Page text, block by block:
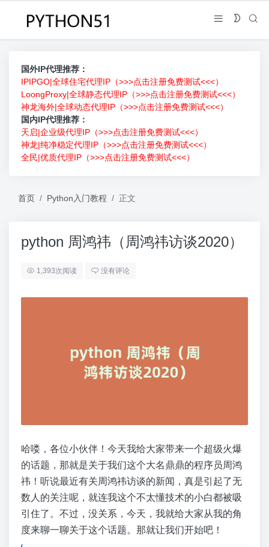
国外IP代理推荐：
IPIPGO|全球住宅代理IP（>>>点击注册免费测试<<<）
LoongProxy|全球静态代理IP（>>>点击注册免费测试<<<）
神龙海外|全球动态代理IP（>>>点击注册免费测试<<<）
国内IP代理推荐：
天启|企业级代理IP（>>>点击注册免费测试<<<）
神龙|纯净稳定代理IP（>>>点击注册免费测试<<<）
全民|优质代理IP（>>>点击注册免费测试<<<）
首页 Python入门教程 正文
python 周鸿祎（周鸿祎访谈2020）
1,393次阅读 没有评论
哈喽，各位小伙伴！今天我给大家带来一个超级火爆
的话题，那就是关于我们这个大名鼎鼎的程序员周鸿
祎！听说最近有关周鸿祎访谈的新闻，真是引起了无
数人的关注呢，就连我这个不太懂技术的小白都被吸
引住了。不过，没关系，今天，我就给大家从我的角
度来聊一聊关于这个话题。那就让我们开始吧！